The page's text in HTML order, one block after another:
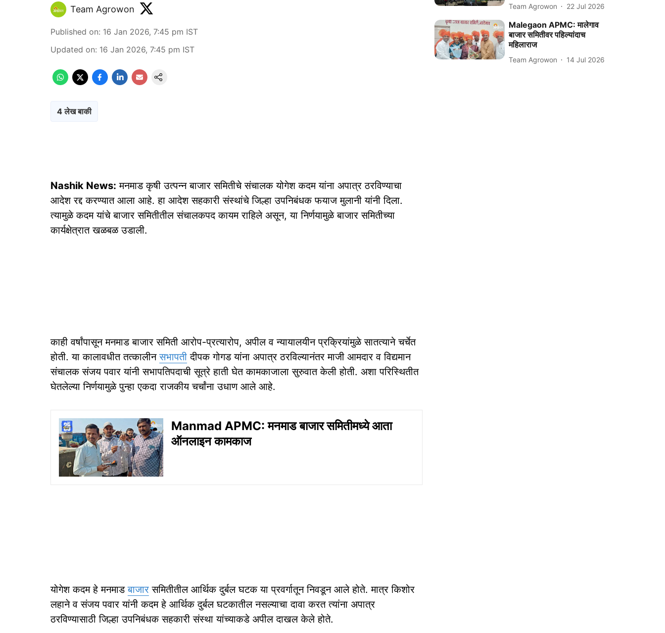
Team Agrowon
Published on: 16 Jan 2026, 7:45 pm IST
Updated on: 16 Jan 2026, 7:45 pm IST
4 लेख बाकी
Nashik News: मनमाड कृषी उत्पन्न बाजार समितीचे संचालक योगेश कदम यांना अपात्र ठरविण्याचा
आदेश रद्द करण्यात आला आहे. हा आदेश सहकारी संस्थांचे जिल्हा उपनिबंधक फयाज मुलानी यांनी दिला.
त्यामुळे कदम यांचे बाजार समितीतील संचालकपद कायम राहिले असून, या निर्णयामुळे बाजार समितीच्या
कार्यक्षेत्रात खळबळ उडाली.
काही वर्षांपासून मनमाड बाजार समिती आरोप-प्रत्यारोप, अपील व न्यायालयीन प्रक्रियांमुळे सातत्याने चर्चेत
होती. या कालावधीत तत्कालीनसभापती दीपक गोगड यांना अपात्र ठरविल्यानंतर माजी आमदार व विद्यमान
संचालक संजय पवार यांनी सभापतिपदाची सूत्रे हाती घेत कामकाजाला सुरुवात केली होती. अशा परिस्थितीत
घेतलेल्या निर्णयामुळे पुन्हा एकदा राजकीय चर्चांना उधाण आले आहे.
Manmad APMC: मनमाड बाजार समितीमध्ये आता
ऑनलाइन कामकाज
योगेश कदम हे मनमाडबाजार समितीतील आर्थिक दुर्बल घटक या प्रवर्गातून निवडून आले होते. मात्र किशोर
लहाने व संजय पवार यांनी कदम हे आर्थिक दुर्बल घटकातील नसल्याचा दावा करत त्यांना अपात्र
ठरविण्यासाठी जिल्हा उपनिबंधक सहकारी संस्था यांच्याकडे अपील दाखल केले होते.
Team Agrowon 22 Jul 2026
Malegaon APMC: मालेगाव
बाजार समितीवर पहिल्यांदाच
महिलाराज
Team Agrowon 14 Jul 2026